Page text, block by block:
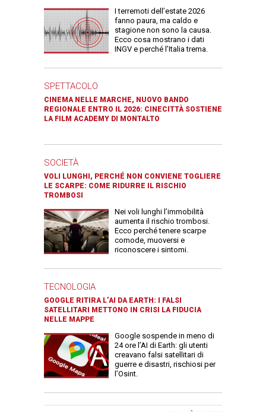
I terremoti dell’estate 2026
fanno paura, ma caldo e
stagione non sono la causa.
Ecco cosa mostrano i dati
INGV e perché l’Italia trema.
SPETTACOLO
CINEMA NELLE MARCHE, NUOVO BANDO
REGIONALE ENTRO IL 2026: CINECITTÀ SOSTIENE
LA FILM ACADEMY DI MONTALTO
SOCIETÀ
VOLI LUNGHI, PERCHÉ NON CONVIENE TOGLIERE
LE SCARPE: COME RIDURRE IL RISCHIO
TROMBOSI
Nei voli lunghi l’immobilità
aumenta il rischio trombosi.
Ecco perché tenere scarpe
comode, muoversi e
riconoscere i sintomi.
TECNOLOGIA
GOOGLE RITIRA L’AI DA EARTH: I FALSI
SATELLITARI METTONO IN CRISI LA FIDUCIA
NELLE MAPPE
Google sospende in meno di
24 ore l’AI di Earth: gli utenti
creavano falsi satellitari di
guerre e disastri, rischiosi per
l’Osint.